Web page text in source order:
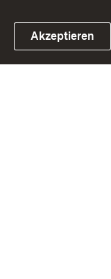
Link zum
Akzeptieren